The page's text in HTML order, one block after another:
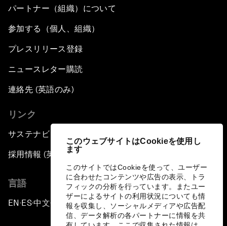
このウェブサイトはCookieを使用し
ます
このサイトではCookieを使って、ユーザー
に合わせたコンテンツや広告の表示、トラ
フィックの分析を行っています。またユー
ザーによるサイトの利用状況についても情
報を収集し、ソーシャルメディアや広告配
信、データ解析の各パートナーに情報を共
パートナー（組織）について
参加する（個人、組織）
プレスリリース登録
ニュースレター購読
連絡先 (英語のみ)
リンク
サステナビリティへの取り組み
採用情報 (英語のみ)
言語
EN ▪ ES▪中文▪ 日本語